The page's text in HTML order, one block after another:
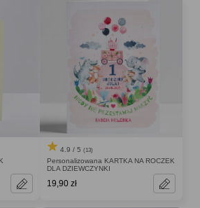
4.9 / 5 (13)
Personalizowana KARTKA NA ROCZEK
DLA DZIEWCZYNKI
19,90 zł